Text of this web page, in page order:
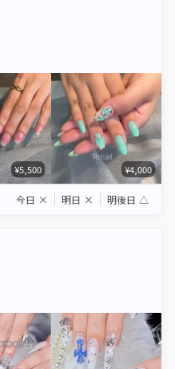
¥5,500 ¥4,000
今日 × 明日 × 明後日 △